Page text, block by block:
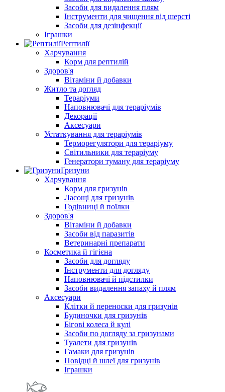
Засоби для видалення плям
Інструменти для чищення від шерсті
Засоби для дезінфекції
Іграшки
Рептилії
Харчування
Корм для рептилій
Здоров'я
Вітаміни й добавки
Житло та догляд
Тераріуми
Наповнювачі для тераріумів
Декорації
Аксесуари
Устаткування для тераріумів
Терморегулятори для тераріуму
Світильники для тераріуму
Генератори туману для тераріуму
Гризуни
Харчування
Корм для гризунів
Ласощі для гризунів
Годівниці й поїлки
Здоров'я
Вітаміни й добавки
Засоби від паразитів
Ветеринарні препарати
Косметика й гігієна
Засоби для догляду
Інструменти для догляду
Наповнювачі й підстилки
Засоби видалення запаху й плям
Аксесуари
Клітки й переноски для гризунів
Будиночки для гризунів
Бігові колеса й кулі
Засоби по догляду за гризунами
Туалети для гризунів
Гамаки для гризунів
Повідці й шлеї для гризунів
Іграшки